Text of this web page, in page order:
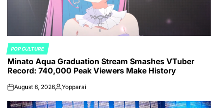
POSTED
IN
POP CULTURE
Minato Aqua Graduation Stream Smashes VTuber
Record: 740,000 Peak Viewers Make History
onAugust 6, 2026Posted
Yopparai